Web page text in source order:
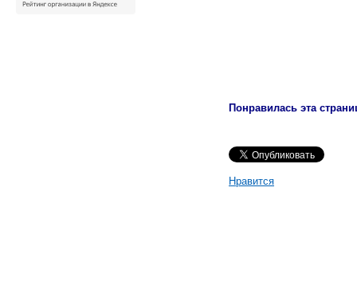
Понравилась эта
Нравится